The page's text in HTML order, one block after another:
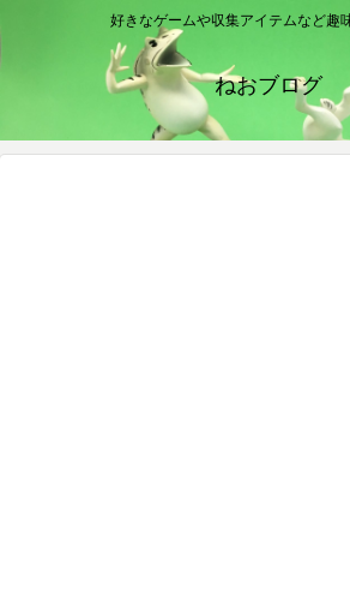
好きなゲームや収集アイテムなど趣
ねおブログ